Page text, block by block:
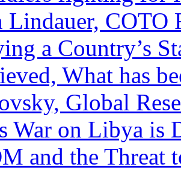
Lindauer, COTO
a Country’s
What has
Global
War on Libya is
and the Threat